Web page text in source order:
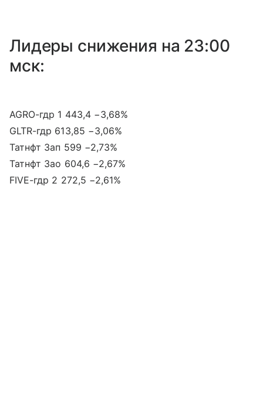
Лидеры снижения на 23:00
мск:
AGRO-гдр 1 443,4 −3,68%
GLTR-гдр 613,85 −3,06%
Татнфт 3ап 599 −2,73%
Татнфт 3ао 604,6 −2,67%
FIVE-гдр 2 272,5 −2,61%